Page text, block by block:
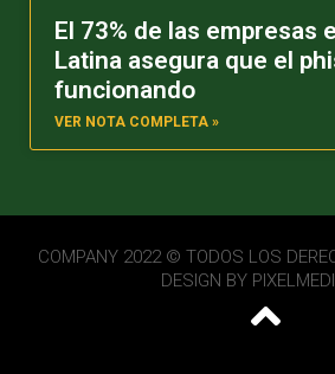
El 73% de las empresas
Latina asegura que el
funcionando
VER NOTA COMPLETA »
COMPANY 2022 © TODOS LOS
DESIGN BY